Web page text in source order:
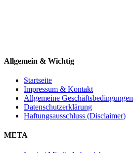
Allgemein & Wichtig
Startseite
Impressum & Kontakt
Allgemeine Geschäftsbedingungen
Datenschutzerklärung
Haftungsausschluss (Disclaimer)
META